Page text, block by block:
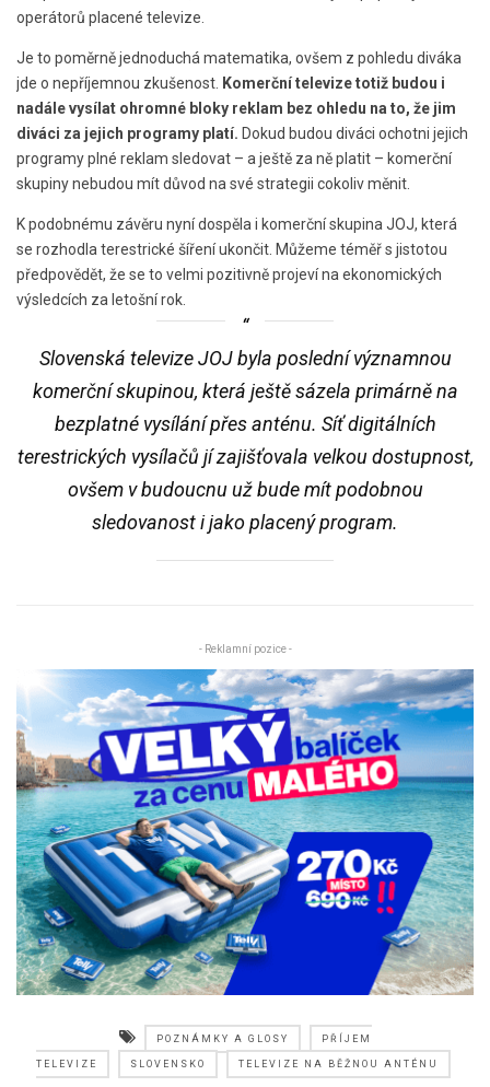
operátorů placené televize.
Je to poměrně jednoduchá matematika, ovšem z pohledu diváka
jde o nepříjemnou zkušenost. Komerční televize totiž budou i
nadále vysílat ohromné bloky reklam bez ohledu na to, že jim
diváci za jejich programy platí. Dokud budou diváci ochotni jejich
programy plné reklam sledovat – a ještě za ně platit – komerční
skupiny nebudou mít důvod na své strategii cokoliv měnit.
K podobnému závěru nyní dospěla i komerční skupina JOJ, která
se rozhodla terestrické šíření ukončit. Můžeme téměř s jistotou
předpovědět, že se to velmi pozitivně projeví na ekonomických
výsledcích za letošní rok.
Slovenská televize JOJ byla poslední významnou
komerční skupinou, která ještě sázela primárně na
bezplatné vysílání přes anténu. Síť digitálních
terestrických vysílačů jí zajišťovala velkou dostupnost,
ovšem v budoucnu už bude mít podobnou
sledovanost i jako placený program.
- Reklamní pozice -
POZNÁMKY A GLOSY PŘÍJEM
TELEVIZE SLOVENSKO TELEVIZE NA BĚŽNOU ANTÉNU